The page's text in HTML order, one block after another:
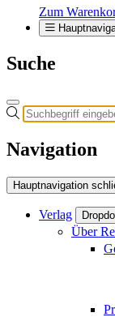
Zum
Suche
Navigation
Hauptnavigation
Verlag
Über